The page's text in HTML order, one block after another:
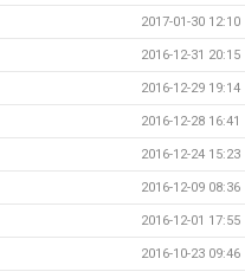
2017-01-30 12:10
2016-12-31 20:15
2016-12-29 19:14
2016-12-28 16:41
2016-12-24 15:23
2016-12-09 08:36
2016-12-01 17:55
2016-10-23 09:46